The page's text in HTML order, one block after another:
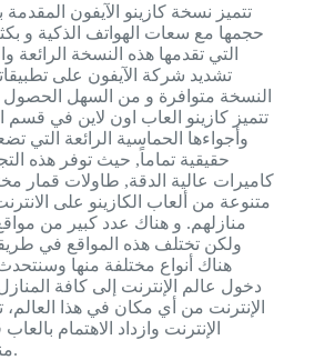
تتميز نسخة كازينو الآيفون المقدمة
حجمها مع سعات الهواتف الذكية و
التي تقدمها هذه النسخة
تشديد شركة الآيفون على
النسخة متوافرة و من السهل
تتميز كازينو العاب اون لاين في قسم
وأجواءها الحماسية الرائعة التي
حقيقية تماماً, حيث توفر هذه
كاميرات عالية الدقة, طاولات قمار
متنوعة من ألعاب الكازينو على
منازلهم. و هناك عدد كبير من
ولكن تختلف هذه المواقع في
هناك أنواع مختلفة منها
دخول عالم الإنترنت إلى كافة
الإنترنت من أي مكان في هذا
الإنترنت وازداد الاهتمام
منتشرة على نطاق واسع.